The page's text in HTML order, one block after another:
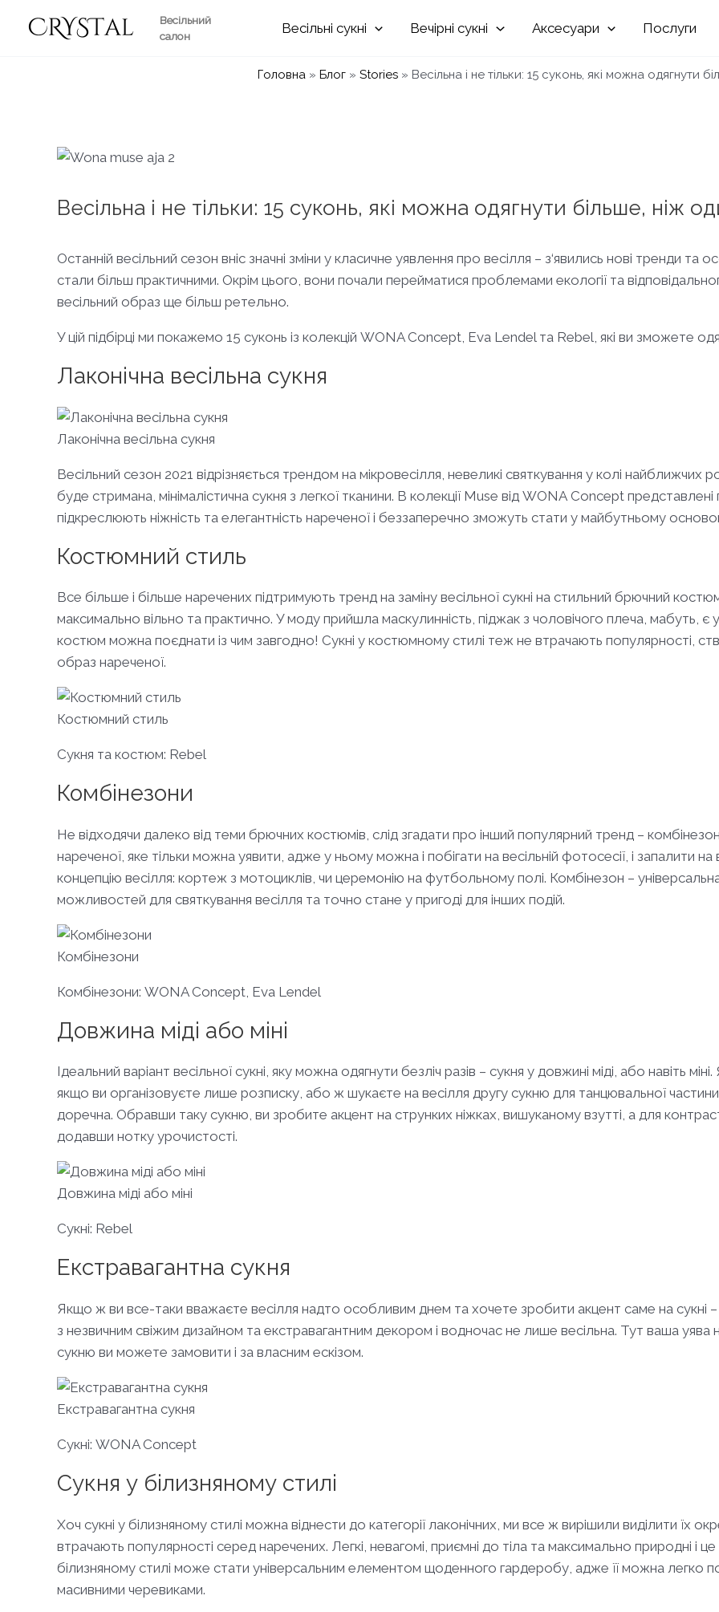
Весільний
салон
Весільні Вечірні Аксесуари Послуги
Головна » Блог » Stories » Весільна і не тільки: 15 суконь, які можна одягнути
Весільна і не тільки: 15 суконь, які можна одягнути більше, ніж
Останній весільний сезон вніс значні зміни у класичне уявлення про весілля – з‘явились нові тренди та
стали більш практичними. Окрім цього, вони почали перейматися проблемами екології та
весільний образ ще більш ретельно.
У цій підбірці ми покажемо 15 суконь із колекцій WONA Concept, Eva Lendel та Rebel, які ви зможете
Лаконічна весільна сукня
Лаконічна весільна сукня
Весільний сезон 2021 відрізняється трендом на мікровесілля, невеликі святкування у колі найближчих
буде стримана, мінімалістична сукня з легкої тканини. В колекції Muse від WONA Concept
підкреслюють ніжність та елегантність нареченої і беззаперечно зможуть стати у майбутньому
Костюмний стиль
Все більше і більше наречених підтримують тренд на заміну весільної сукні на стильний брючний
максимально вільно та практично. У моду прийшла маскулинність, піджак з чоловічого плеча, мабуть,
костюм можна поєднати із чим завгодно! Сукні у костюмному стилі теж не втрачають популярності,
образ нареченої.
Костюмний стиль
Сукня та костюм: Rebel
Комбінезони
Не відходячи далеко від теми брючних костюмів, слід згадати про інший популярний тренд –
нареченої, яке тільки можна уявити, адже у ньому можна і побігати на весільній фотосесії, і запалити
концепцію весілля: кортеж з мотоциклів, чи церемонію на футбольному полі. Комбінезон –
можливостей для святкування весілля та точно стане у пригоді для інших подій.
Комбінезони
Комбінезони: WONA Concept, Eva Lendel
Довжина міді або міні
Ідеальний варіант весільної сукні, яку можна одягнути безліч разів – сукня у довжині міді, або навіть
якщо ви організовуєте лише розписку, або ж шукаєте на весілля другу сукню для танцювальної
доречна. Обравши таку сукню, ви зробите акцент на струнких ніжках, вишуканому взутті, а для
додавши нотку урочистості.
Довжина міді або міні
Сукні: Rebel
Екстравагантна сукня
Якщо ж ви все-таки вважаєте весілля надто особливим днем та хочете зробити акцент саме на сукні
з незвичним свіжим дизайном та екстравагантним декором і водночас не лише весільна. Тут ваша
сукню ви можете замовити і за власним ескізом.
Екстравагантна сукня
Сукні: WONA Concept
Сукня у білизняному стилі
Хоч сукні у білизняному стилі можна віднести до категорії лаконічних, ми все ж вирішили виділити їх
втрачають популярності серед наречених. Легкі, невагомі, приємні до тіла та максимально природні і
білизняному стилі може стати універсальним елементом щоденного гардеробу, адже її можна легко
масивними черевиками.